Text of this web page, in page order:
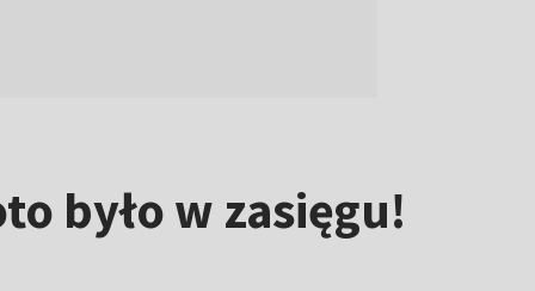
było w zasięgu!